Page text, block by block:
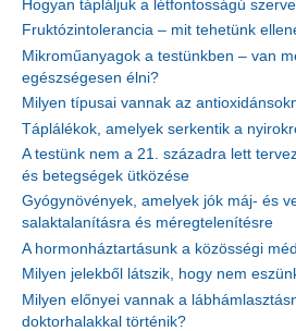
Hogyan tápláljuk a létfontosságú
Fruktózintolerancia – mit tehetünk
Mikroműanyagok a testünkben – van
egészségesen élni?
Milyen típusai vannak az
Táplálékok, amelyek serkentik a
A testünk nem a 21. századra lett
és betegségek ütközése
Gyógynövények, amelyek jók máj- és
salaktalanításra és méregtelenítésre
A hormonháztartásunk a közösségi
Milyen jelekből látszik, hogy nem
Milyen előnyei vannak a
doktorhalakkal történik?